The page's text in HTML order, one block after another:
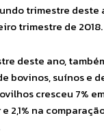
trimestre deste
trimestre de 2018.
deste ano,
bovinos, suínos e
cresceu 7%
2,1% na